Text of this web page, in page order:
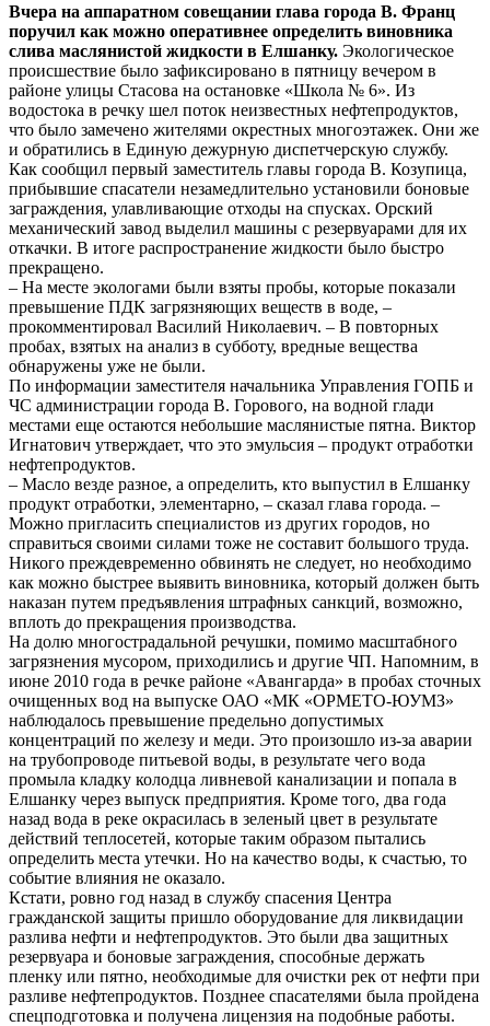
Вчера на аппаратном совещании глава города В. Франц
поручил как можно оперативнее определить виновника
слива маслянистой жидкости в Елшанку. Экологическое
происшествие было зафиксировано в пятницу вечером в
районе улицы Стасова на остановке «Школа № 6». Из
водостока в речку шел поток неизвестных нефтепродуктов,
что было замечено жителями окрестных многоэтажек. Они же
и обратились в Единую дежурную диспетчерскую службу.
Как сообщил первый заместитель главы города В. Козупица,
прибывшие спасатели незамедлительно установили боновые
заграждения, улавливающие отходы на спусках. Орский
механический завод выделил машины с резервуарами для их
откачки. В итоге распространение жидкости было быстро
прекращено.
– На месте экологами были взяты пробы, которые показали
превышение ПДК загрязняющих веществ в воде, –
прокомментировал Василий Николаевич. – В повторных
пробах, взятых на анализ в субботу, вредные вещества
обнаружены уже не были.
По информации заместителя начальника Управления ГОПБ и
ЧС администрации города В. Горового, на водной глади
местами еще остаются небольшие маслянистые пятна. Виктор
Игнатович утверждает, что это эмульсия – продукт отработки
нефтепродуктов.
– Масло везде разное, а определить, кто выпустил в Елшанку
продукт отработки, элементарно, – сказал глава города. –
Можно пригласить специалистов из других городов, но
справиться своими силами тоже не составит большого труда.
Никого преждевременно обвинять не следует, но необходимо
как можно быстрее выявить виновника, который должен быть
наказан путем предъявления штрафных санкций, возможно,
вплоть до прекращения производства.
На долю многострадальной речушки, помимо масштабного
загрязнения мусором, приходились и другие ЧП. Напомним, в
июне 2010 года в речке районе «Авангарда» в пробах сточных
очищенных вод на выпуске ОАО «МК «ОРМЕТО-ЮУМЗ»
наблюдалось превышение предельно допустимых
концентраций по железу и меди. Это произошло из-за аварии
на трубопроводе питьевой воды, в результате чего вода
промыла кладку колодца ливневой канализации и попала в
Елшанку через выпуск предприятия. Кроме того, два года
назад вода в реке окрасилась в зеленый цвет в результате
действий теплосетей, которые таким образом пытались
определить места утечки. Но на качество воды, к счастью, то
событие влияния не оказало.
Кстати, ровно год назад в службу спасения Центра
гражданской защиты пришло оборудование для ликвидации
разлива нефти и нефтепродуктов. Это были два защитных
резервуара и боновые заграждения, способные держать
пленку или пятно, необходимые для очистки рек от нефти при
разливе нефтепродуктов. Позднее спасателями была пройдена
спецподготовка и получена лицензия на подобные работы.